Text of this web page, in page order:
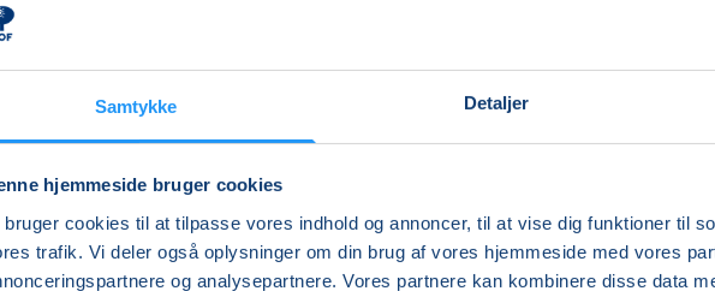
Samtykke Detaljer
hjemmeside bruger cookies
bruger cookies til at tilpasse vores indhold og annoncer, til at vise dig funktioner til
trafik. Vi deler også oplysninger om din brug af vores hjemmeside med vores
og analysepartnere. Vores partnere kan kombinere disse data
Gennem motion og opmærksomhedsøvelser forbereder vi
fødslen og bidrager til, at du får den bedst mulige graviditet.
helt op til fødslen, også selv om det bliver tungere, når du
terminen.
Vi arbejder hele kroppen igennem med let